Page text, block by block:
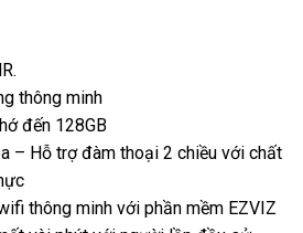
thông minh
đến 128GB
– Hỗ trợ đàm thoại 2 chiều với chất
thông minh với phần mềm EZVIZ